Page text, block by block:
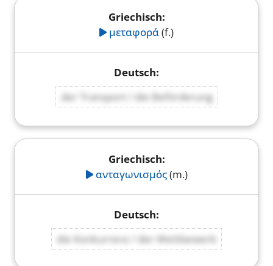
μεταφορά(f.)
der Transport / die Beförderung
ανταγωνισμός(m.)
die Konkurrenz / der Wettbewerb